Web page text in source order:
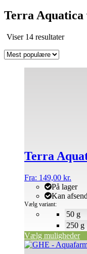
Terra Aquatica
Viser 14 resultaterSorteret
Terra
Fra: 149,00 kr.
På lager
Kan
Vælg variant:
Vælg muligheder
varesiden
50 g
250 g